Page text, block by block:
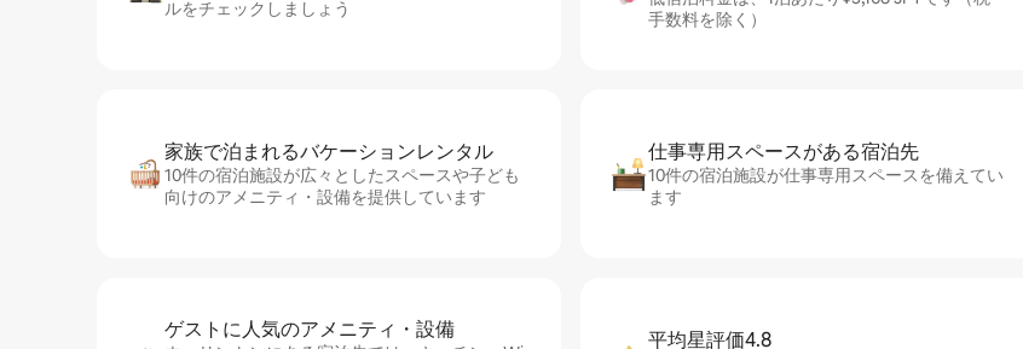
ルをチェックしましょう
手数料を除く）
家族で泊まれるバ⁠ケ⁠ー⁠シ⁠ョ⁠ンレ⁠ン⁠タ⁠ル
10件の宿泊施設が広々としたスペースや子ども
向けのアメニティ・設備を提供しています
仕事専用ス⁠ペ⁠ー⁠スがあ⁠る宿⁠泊⁠先
10件の宿泊施設が仕事専用スペースを備えてい
ます
ゲストに人⁠気⁠のア⁠メ⁠ニ⁠テ⁠ィ・設⁠備 平均星評価4.8